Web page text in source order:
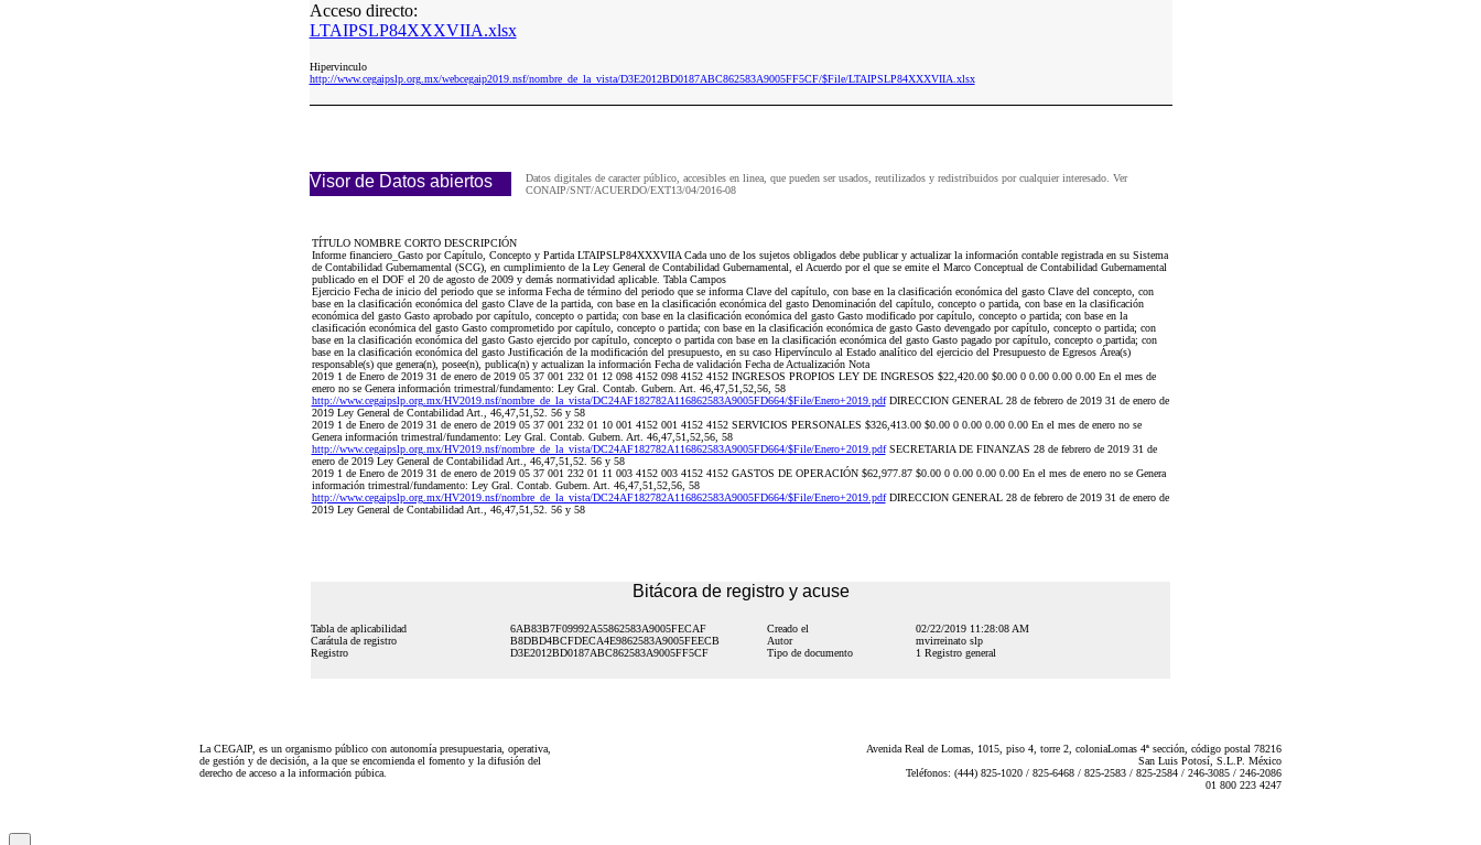
Acceso directo:
LTAIPSLP84XXXVIIA.xlsx
Hipervinculo
http://www.cegaipslp.org.mx/webcegaip2019.nsf/nombre_de_la_vista/D3E2012BD0187ABC862583A9005FF5CF/$File/LTAIPSLP84XXXVIIA.xlsx
Visor de Datos abiertos
Datos digitales de caracter público, accesibles en linea, que pueden ser usados, reutilizados y redistribuidos por cualquier interesado. Ver
CONAIP/SNT/ACUERDO/EXT13/04/2016-08
TÍTULO NOMBRE CORTO DESCRIPCIÓN
Informe financiero_Gasto por Capítulo, Concepto y Partida LTAIPSLP84XXXVIIA Cada uno de los sujetos obligados debe publicar y actualizar la información contable registrada en su Sistema
de Contabilidad Gubernamental (SCG), en cumplimiento de la Ley General de Contabilidad Gubernamental, el Acuerdo por el que se emite el Marco Conceptual de Contabilidad Gubernamental
publicado en el DOF el 20 de agosto de 2009 y demás normatividad aplicable. Tabla Campos
Ejercicio Fecha de inicio del periodo que se informa Fecha de término del periodo que se informa Clave del capítulo, con base en la clasificación económica del gasto Clave del concepto, con
base en la clasificación económica del gasto Clave de la partida, con base en la clasificación económica del gasto Denominación del capítulo, concepto o partida, con base en la clasificación
económica del gasto Gasto aprobado por capítulo, concepto o partida; con base en la clasificación económica del gasto Gasto modificado por capítulo, concepto o partida; con base en la
clasificación económica del gasto Gasto comprometido por capítulo, concepto o partida; con base en la clasificación económica de gasto Gasto devengado por capítulo, concepto o partida; con
base en la clasificación económica del gasto Gasto ejercido por capítulo, concepto o partida con base en la clasificación económica del gasto Gasto pagado por capítulo, concepto o partida; con
base en la clasificación económica del gasto Justificación de la modificación del presupuesto, en su caso Hipervínculo al Estado analítico del ejercicio del Presupuesto de Egresos Área(s)
responsable(s) que genera(n), posee(n), publica(n) y actualizan la información Fecha de validación Fecha de Actualización Nota
2019 1 de Enero de 2019 31 de enero de 2019 05 37 001 232 01 12 098 4152 098 4152 4152 INGRESOS PROPIOS LEY DE INGRESOS $22,420.00 $0.00 0 0.00 0.00 0.00 En el mes de
enero no se Genera información trimestral/fundamento: Ley Gral. Contab. Gubern. Art. 46,47,51,52,56, 58
http://www.cegaipslp.org.mx/HV2019.nsf/nombre_de_la_vista/DC24AF182782A116862583A9005FD664/$File/Enero+2019.pdfDIRECCION GENERAL 28 de febrero de 2019 31 de enero de
2019 Ley General de Contabilidad Art., 46,47,51,52. 56 y 58
2019 1 de Enero de 2019 31 de enero de 2019 05 37 001 232 01 10 001 4152 001 4152 4152 SERVICIOS PERSONALES $326,413.00 $0.00 0 0.00 0.00 0.00 En el mes de enero no se
Genera información trimestral/fundamento: Ley Gral. Contab. Gubern. Art. 46,47,51,52,56, 58
http://www.cegaipslp.org.mx/HV2019.nsf/nombre_de_la_vista/DC24AF182782A116862583A9005FD664/$File/Enero+2019.pdfSECRETARIA DE FINANZAS 28 de febrero de 2019 31 de
enero de 2019 Ley General de Contabilidad Art., 46,47,51,52. 56 y 58
2019 1 de Enero de 2019 31 de enero de 2019 05 37 001 232 01 11 003 4152 003 4152 4152 GASTOS DE OPERACIÓN $62,977.87 $0.00 0 0.00 0.00 0.00 En el mes de enero no se Genera
información trimestral/fundamento: Ley Gral. Contab. Gubern. Art. 46,47,51,52,56, 58
http://www.cegaipslp.org.mx/HV2019.nsf/nombre_de_la_vista/DC24AF182782A116862583A9005FD664/$File/Enero+2019.pdfDIRECCION GENERAL 28 de febrero de 2019 31 de enero de
2019 Ley General de Contabilidad Art., 46,47,51,52. 56 y 58
Bitácora de registro y acuse
Tabla de aplicabilidad 6AB83B7F09992A55862583A9005FECAF Creado el
02/22/2019 11:28:08 AM
Carátula de registro
B8DBD4BCFDECA4E9862583A9005FEECB Autor
mvirreinato slp
Registro
D3E2012BD0187ABC862583A9005FF5CF Tipo de documento 1 Registro general
La CEGAIP, es un organismo público con autonomía presupuestaria, operativa,
de gestión y de decisión, a la que se encomienda el fomento y la difusión del
derecho de acceso a la información púbica.
Avenida Real de Lomas, 1015, piso 4, torre 2, coloniaLomas 4ª sección, código postal 78216
San Luis Potosí, S.L.P. México
Teléfonos: (444) 825-1020 / 825-6468 / 825-2583 / 825-2584 / 246-3085 / 246-2086
01 800 223 4247